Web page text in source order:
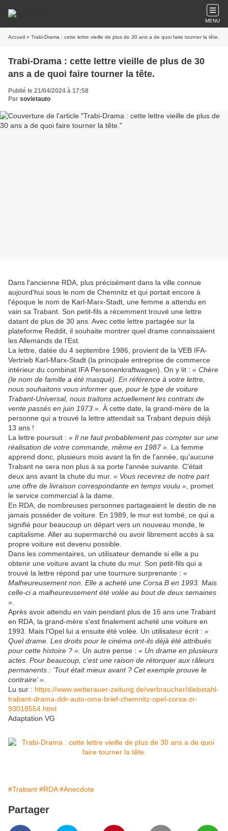
MENU
Accueil » Trabi-Drama : cette lettre vieille de plus de 30 ans a de quoi faire tourner la tête.
Trabi-Drama : cette lettre vieille de plus de 30
ans a de quoi faire tourner la tête.
Publié le 21/04/2024 à 17:58
Par sovietauto
Dans l'ancienne RDA, plus précisément dans la ville connue
aujourd'hui sous le nom de Chemnitz et qui portait encore à
l'époque le nom de Karl-Marx-Stadt, une femme a attendu en
vain sa Trabant. Son petit-fils a récemment trouvé une lettre
datant de plus de 30 ans. Avec cette lettre partagée sur la
plateforme Reddit, il souhaite montrer quel drame connaissaient
les Allemands de l’Est.
La lettre, datée du 4 septembre 1986, provient de la VEB IFA-
Vertrieb Karl-Marx-Stadt (la principale entreprise de commerce
intérieur du combinat IFA Personenkraftwagen). On y lit : « Chère
(le nom de famille a été masqué). En référence à votre lettre,
nous souhaitons vous informer que, pour le type de voiture
Trabant-Universal, nous traitons actuellement les contrats de
vente passés en juin 1973 » . À cette date, la grand-mère de la
personne qui a trouvé la lettre attendait sa Trabant depuis déjà
13 ans !
La lettre poursuit : « Il ne faut probablement pas compter sur une
réalisation de votre commande, même en 1987 ». La femme
apprend donc, plusieurs mois avant la fin de l'année, qu'aucune
Trabant ne sera non plus à sa porte l'année suivante. C'était
deux ans avant la chute du mur. « Vous recevrez de notre part
une offre de livraison correspondante en temps voulu » , promet
le service commercial à la dame.
En RDA, de nombreuses personnes partageaient le destin de ne
jamais posséder de voiture. En 1989, le mur est tombé, ce qui a
signifié pour beaucoup un départ vers un nouveau monde, le
capitalisme. Aller au supermarché ou avoir librement accès à sa
propre voiture est devenu possible.
Dans les commentaires, un utilisateur demande si elle a pu
obtenir une voiture avant la chute du mur. Son petit-fils qui a
trouvé la lettre répond par une tournure surprenante : «
Malheureusement non. Elle a acheté une Corsa B en 1993. Mais
celle-ci a malheureusement été volée au bout de deux semaines
»
Après avoir attendu en vain pendant plus de 16 ans une Trabant
en RDA, la grand-mère s'est finalement acheté une voiture en
1993. Mais l'Opel lui a ensuite été volée. Un utilisateur écrit : «
Quel drame. Les droits pour le cinéma ont-ils déjà été attribués
pour cette histoire ? ». Un autre pense : « Un drame en plusieurs
actes. Pour beaucoup, c'est une raison de rétorquer aux râleurs
permanents : ‘Tout était mieux avant ? Cet exemple prouve le
contraire’ »
Lu sur : https://www.wetterauer-zeitung.de/verbraucher/diebstahl-
trabant-drama-ddr-auto-oma-brief-chemnitz-opel-corsa-zr-
93018554.html
Adaptation VG
#Trabant #RDA #Anecdote
Partager